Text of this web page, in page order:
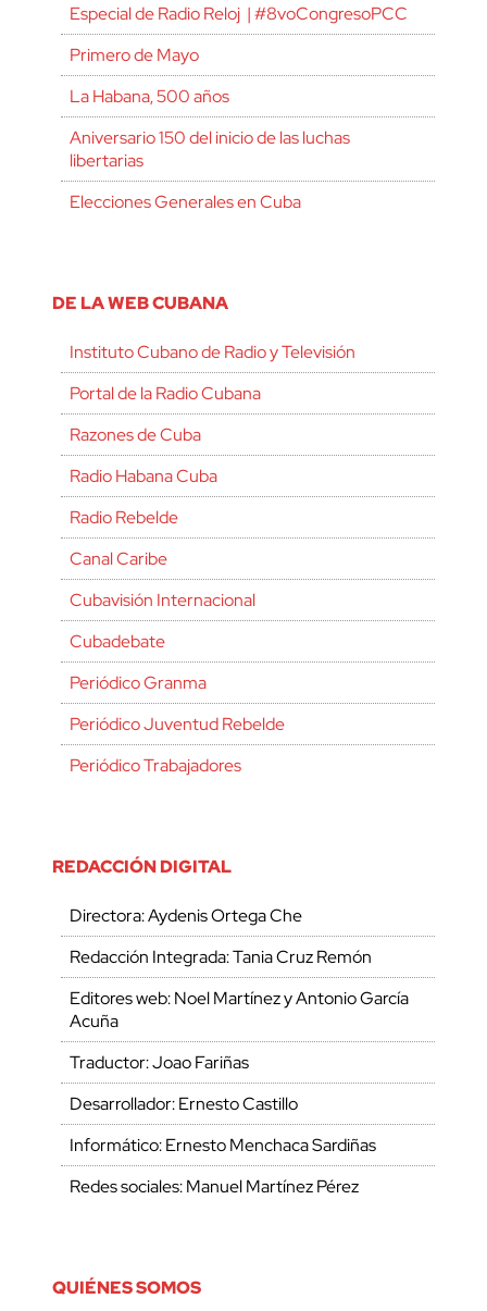
Especial de Radio Reloj | #8voCongresoPCC
Primero de Mayo
La Habana, 500 años
Aniversario 150 del inicio de las luchas
libertarias
Elecciones Generales en Cuba
DE LA WEB CUBANA
Instituto Cubano de Radio y Televisión
Portal de la Radio Cubana
Razones de Cuba
Radio Habana Cuba
Radio Rebelde
Canal Caribe
Cubavisión Internacional
Cubadebate
Periódico Granma
Periódico Juventud Rebelde
Periódico Trabajadores
REDACCIÓN DIGITAL
Directora: Aydenis Ortega Che
Redacción Integrada: Tania Cruz Remón
Editores web: Noel Martínez y Antonio García
Acuña
Traductor: Joao Fariñas
Desarrollador: Ernesto Castillo
Informático: Ernesto Menchaca Sardiñas
Redes sociales: Manuel Martínez Pérez
QUIÉNES SOMOS